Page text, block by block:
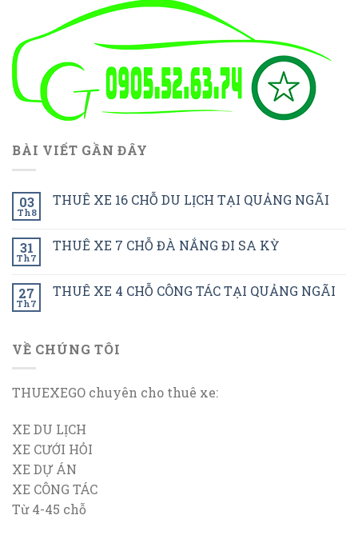
BÀI VIẾT GẦN ĐÂY
03
Th8
THUÊ XE 16 CHỖ DU LỊCH TẠI QUẢNG NGÃI
31
Th7
THUÊ XE 7 CHỖ ĐÀ NẮNG ĐI SA KỲ
27
Th7
THUÊ XE 4 CHỖ CÔNG TÁC TẠI QUẢNG NGÃI
VỀ CHÚNG TÔI
THUEXEGO chuyên cho thuê xe:
XE DU LỊCH
XE CƯỚI HỎI
XE DỰ ÁN
XE CÔNG TÁC
Từ 4-45 chỗ